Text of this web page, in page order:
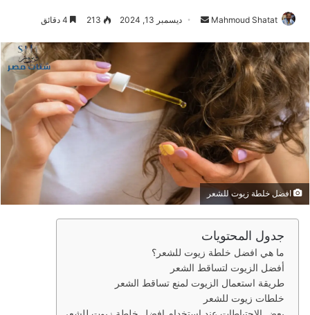
Mahmoud Shatat
ر
ي
د
ا
إ
ل
ك
ت
و
ن
ي
ديسمبر 13, 2024 213
افضل خلطة زيوت للشعر
جدول المحتويات
ما هي افضل خلطة زيوت للشعر؟
أفضل الزيوت لتساقط الشعر
طريقة استعمال الزيوت لمنع تساقط الشعر
خلطات زيوت للشعر